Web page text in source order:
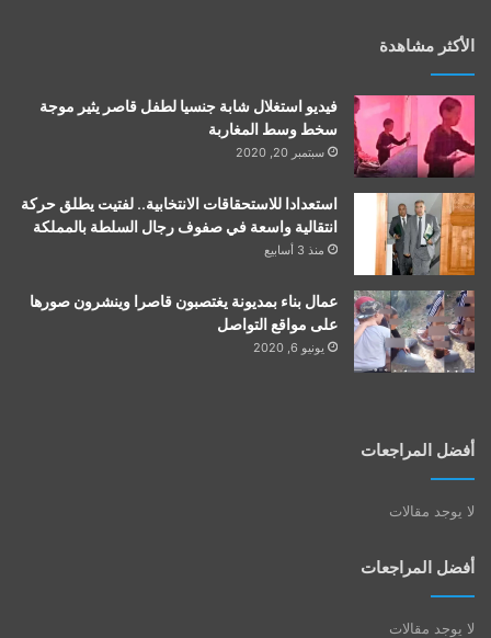
الأكثر مشاهدة
فيديو استغلال شابة جنسيا لطفل قاصر يثير موجة
سخط وسط المغاربة
سبتمبر 20, 2020
استعدادا للاستحقاقات الانتخابية.. لفتيت يطلق حركة
انتقالية واسعة في صفوف رجال السلطة بالمملكة
منذ 3 أسابيع
عمال بناء بمديونة يغتصبون قاصرا وينشرون صورها
على مواقع التواصل
يونيو 6, 2020
أفضل المراجعات
لا يوجد مقالات
أفضل المراجعات
لا يوجد مقالات